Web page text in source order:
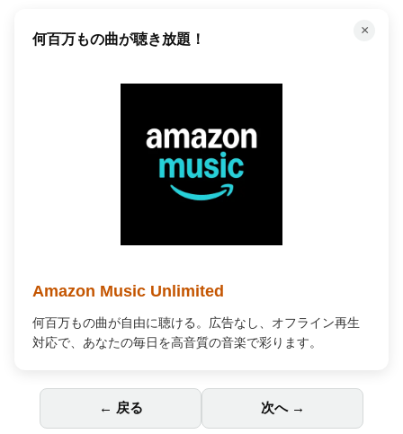
×
何百万もの曲が聴き放題！
Amazon Music Unlimited
何百万もの曲が自由に聴ける。広告なし、オフライン再生
対応で、あなたの毎日を高音質の音楽で彩ります。
← 戻る 次へ →